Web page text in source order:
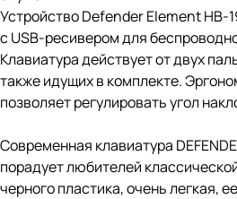
Устройство Defender Element HB-
с USB-ресивером для
Клавиатура действует от двух
также идущих в комплекте.
позволяет регулировать угол
Современная клавиатура
порадует любителей
черного пластика, очень легкая,